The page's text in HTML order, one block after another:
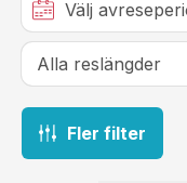
Fler filter